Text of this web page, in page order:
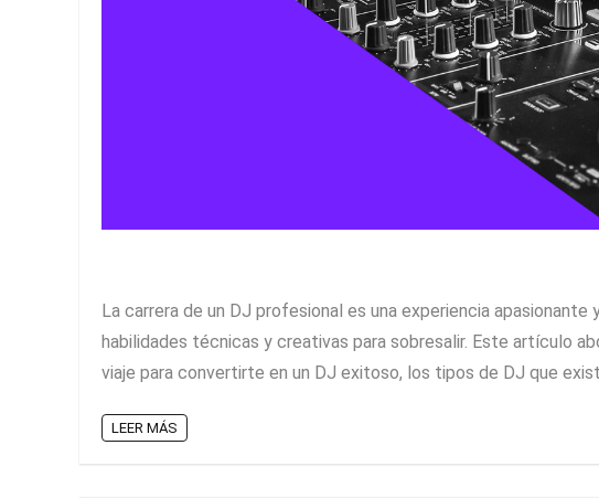
La carrera de un DJ profesional es una experiencia
habilidades técnicas y creativas para sobresalir. Este artículo
viaje para convertirte en un DJ exitoso, los tipos de DJ que
LEER MÁS